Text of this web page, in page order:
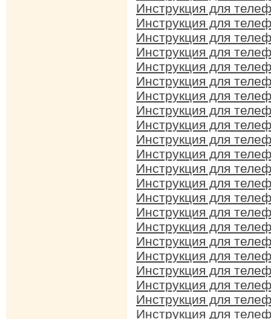
Инструкция для
Инструкция для
Инструкция для
Инструкция для
Инструкция для
Инструкция для
Инструкция для
Инструкция для
Инструкция для
Инструкция для
Инструкция для
Инструкция для
Инструкция для
Инструкция для
Инструкция для
Инструкция для
Инструкция для
Инструкция для
Инструкция для
Инструкция для
Инструкция для
Инструкция для